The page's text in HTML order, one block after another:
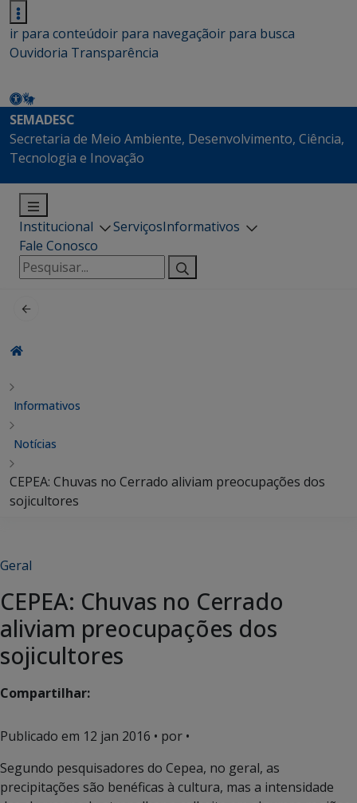
ir para conteúdoir para navegaçãoir para busca
Ouvidoria Transparência
SEMADESC
Secretaria de Meio Ambiente, Desenvolvimento, Ciência,
Tecnologia e Inovação
Institucional ServiçosInformativos
Fale Conosco
Pesquisar
por:
Informativos
Notícias
CEPEA: Chuvas no Cerrado aliviam preocupações dos
sojicultores
Geral
CEPEA: Chuvas no Cerrado
aliviam preocupações dos
sojicultores
Compartilhar:
Publicado em 12 jan 2016 • por •
Segundo pesquisadores do Cepea, no geral, as
precipitações são benéficas à cultura, mas a intensidade